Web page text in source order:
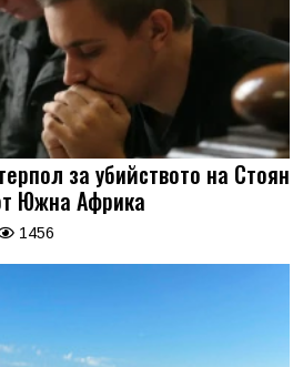
за убийството на Стоян
Южна Африка
1456